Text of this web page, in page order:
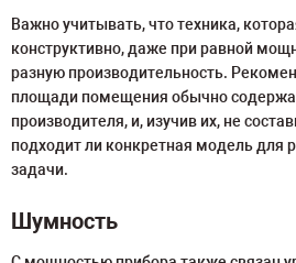
Важно учитывать, что техника,
конструктивно, даже при равной
разную производительность.
площади помещения обычно
производителя, и, изучив их, не
подходит ли конкретная модель для
задачи.
Шумность